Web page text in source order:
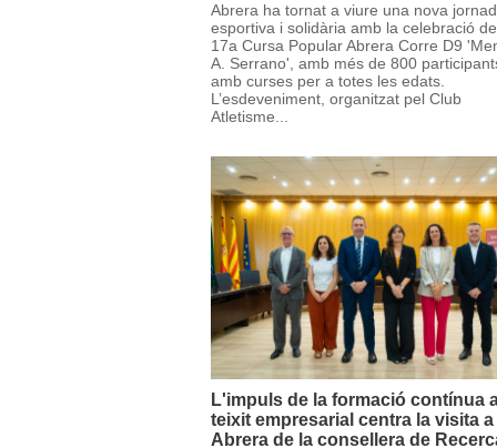
Abrera ha tornat a viure una nova
esportiva i solidària amb la celebració
17a Cursa Popular Abrera Corre D9
A. Serrano', amb més de 800
amb curses per a totes les edats.
L’esdeveniment, organitzat pel Club
Atletisme...
L'impuls de la formació contínua
teixit empresarial centra la visita a
Abrera de la consellera de